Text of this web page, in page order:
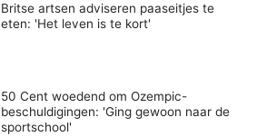
Britse artsen adviseren paaseitjes te
eten: 'Het leven is te kort'
50 Cent woedend om Ozempic-
beschuldigingen: 'Ging gewoon naar de
sportschool'